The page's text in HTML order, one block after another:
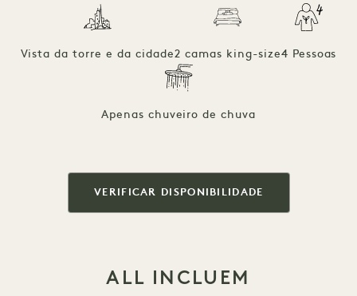
Vista da torre e da cidade2 camas king-size4 Pessoas
Apenas chuveiro de chuva
VERIFICAR DISPONIBILIDADE
ALL INCLUEM